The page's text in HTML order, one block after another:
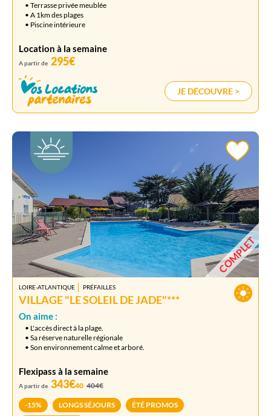
• Terrasse privée meublée
• A 1km des plages
• Piscine intérieure
Location à la semaine
A partir de 295€
JE DÉCOUVRE >
COMPLET
LOIRE-ATLANTIQUE PRÉFAILLES
VILLAGE "LE SOLEIL DE JADE"***
On aime :
• L'accès direct à la plage.
• Sa réserve naturelle régionale
• Son environnement calme et arboré.
Flexipass à la semaine
A partir de 343€40 404€
-15% LONGS SÉJOURS
ÉTÉ PROMOS